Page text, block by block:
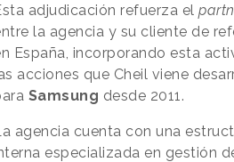
adjudicación refuerza el
la agencia y su cliente de
España, incorporando esta
acciones que Cheil viene
Samsung desde 2011.
agencia cuenta con una
especializada en gestión